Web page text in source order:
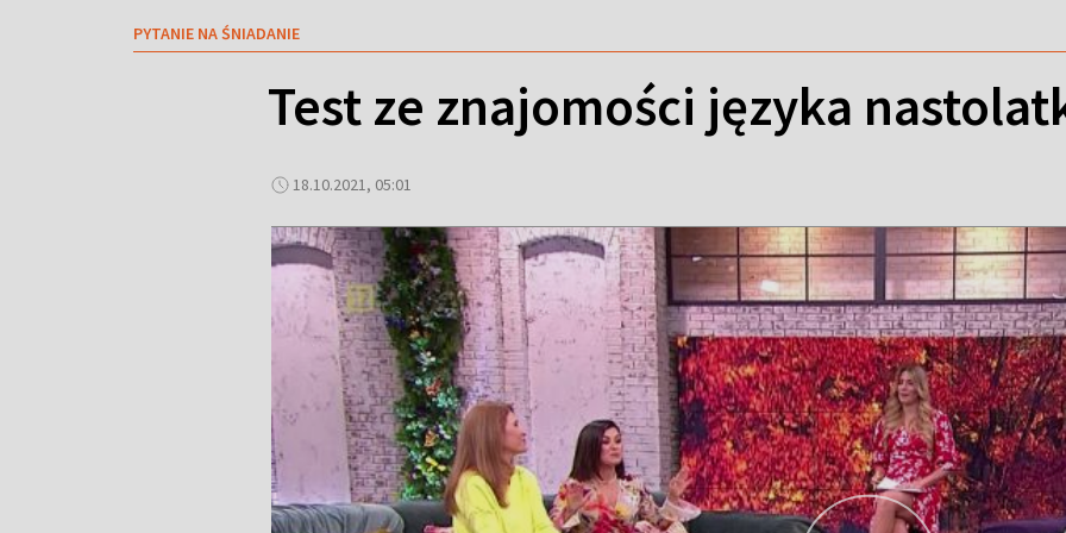
PYTANIE NA ŚNIADANIE
Test ze znajomości języka
18.10.2021, 05:01